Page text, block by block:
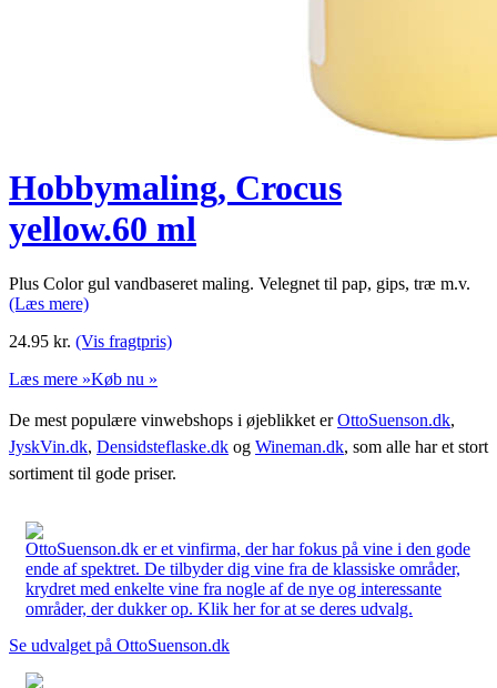
Hobbymaling, Crocus
yellow.60 ml
Plus Color gul vandbaseret maling. Velegnet til pap, gips, træ m.v.
(Læs mere)
24.95 kr. (Vis fragtpris)
Læs mere »Køb nu »
De mest populære vinwebshops i øjeblikket erOttoSuenson.dk,
JyskVin.dk, Densidsteflaske.dk og Wineman.dk, som alle har et stort
sortiment til gode priser.
OttoSuenson.dk er et vinfirma, der har fokus på vine i den gode
ende af spektret. De tilbyder dig vine fra de klassiske områder,
krydret med enkelte vine fra nogle af de nye og interessante
områder, der dukker op. Klik her for at se deres udvalg.
Se udvalget på OttoSuenson.dk